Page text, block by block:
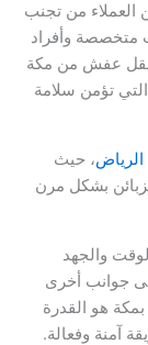
العملاء من تجنب
متخصصة وأفراد
نقل عفش من مكة
تؤمن سلامة
، حيث
بشكل مرن
والجهد
جوانب أخرى
هو القدرة
آمنة وفعالة.